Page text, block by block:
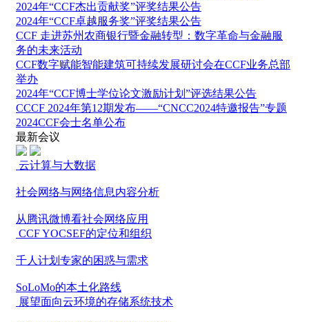
2024年“CCF杰出贡献奖”评奖结果公告
2024年“CCF卓越服务奖”评奖结果公告
CCF 走进苏州农商银行暨金融转型：数字革命与金融服
务的未来活动
CCF数字赋能智能建筑可持续发展研讨会在CCF业务总部
举办
2024年“CCF博士学位论文激励计划”评选结果公告
CCCF 2024年第12期发布——“CNCC2024特邀报告”专题
2024CCF会士名单公布
最新会议
云计算与大数据
社会网络与网络信息内容分析
从腾讯微博看社会网络应用
CCF YOCSEF的定位和组织
千人计划专家的困惑与需求
SoLoMo的本土化路线
展望面向云环境的存储系统技术